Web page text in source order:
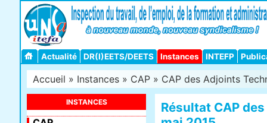
Actualité DR(I)EETS/DEETS Instances INTEFP
Accueil » Instances » CAP » CAP des Adjoints
Résultat CAP
INSTANCES